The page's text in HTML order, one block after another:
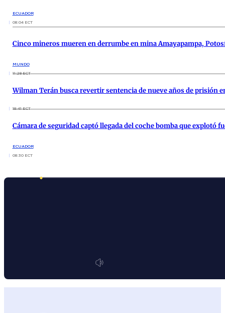
ECUADOR
08:04 ECT
Cinco mineros mueren en derrumbe en mina Amayapampa,
MUNDO
11:28 ECT
Wilman Terán busca revertir sentencia de nueve años de prisión
18:41 ECT
Cámara de seguridad captó llegada del coche bomba que explotó
ECUADOR
08:30 ECT